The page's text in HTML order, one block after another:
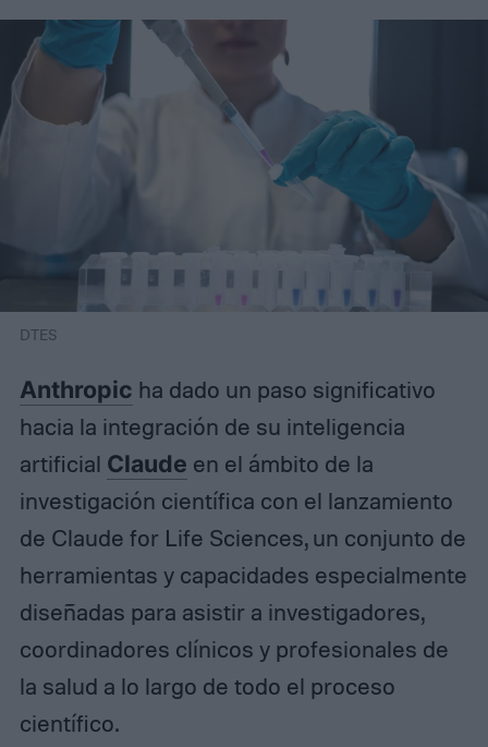
DTES
Anthropic ha dado un paso significativo
hacia la integración de su inteligencia
artificial Claude en el ámbito de la
investigación científica con el lanzamiento
de Claude for Life Sciences, un conjunto de
herramientas y capacidades especialmente
diseñadas para asistir a investigadores,
coordinadores clínicos y profesionales de
la salud a lo largo de todo el proceso
científico.